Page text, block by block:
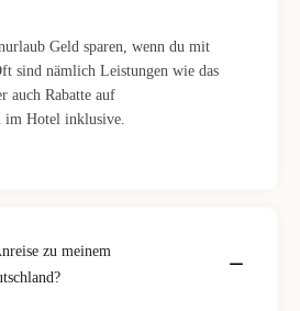
Geld sparen, wenn du mit
sind nämlich Leistungen wie das
auch Rabatte auf
im Hotel inklusive.
zu meinem